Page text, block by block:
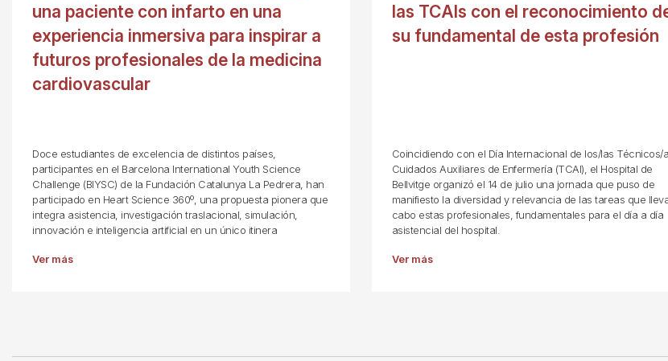
una paciente con infarto en una
experiencia inmersiva para inspirar a
futuros profesionales de la medicina
cardiovascular
Doce estudiantes de excelencia de distintos países,
participantes en el Barcelona International Youth Science
Challenge (BIYSC) de la Fundación Catalunya La Pedrera, han
participado en Heart Science 360º, una propuesta pionera que
integra asistencia, investigación traslacional, simulación,
innovación e inteligencia artificial en un único itinera
Ver más
las TCAIs con el reconocimiento
su fundamental de esta profesión
Coincidiendo con el Día Internacional de los/las Técnicos/
Cuidados Auxiliares de Enfermería (TCAI), el Hospital de
Bellvitge organizó el 14 de julio una jornada que puso de
manifiesto la diversidad y relevancia de las tareas que
cabo estas profesionales, fundamentales para el día a día
asistencial del hospital.
Ver más